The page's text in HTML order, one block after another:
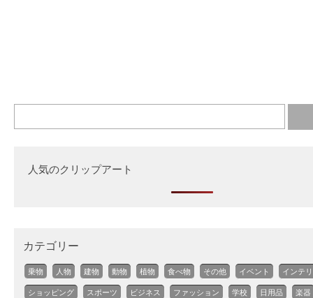
人気のクリップアート
カテゴリー
乗物 人物 建物 動物 植物 食べ物 その他 イベント インテ
ショッピング スポーツ ビジネス ファッション 学校 日用品 楽器